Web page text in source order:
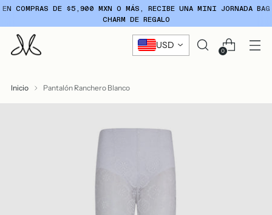
RECIBE UNA MINI JORNADA BAG
ENVÍO GRATIS
USD
0
Inicio Pantalón Ranchero Blanco